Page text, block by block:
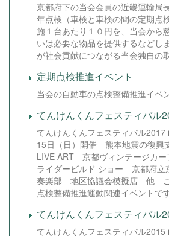
京都府下の当会会員の近畿運輸局
年点検（車検と車検の間の定期点
施１台あたり１０円を、当会から
いは必要な物品を提供するなどし
が社会貢献につながる当会独自の
定期点検推進イベント
当会の自動車の点検整備推進イベ
てんけんくんフェスティバル
てんけんくんフェスティバル
15日（日）開催 熊本地震の復興
LIVE ART 京都ヴィンテージカ
ライダービルド ショー 京都府立
奏楽部 地区協議会模擬店 他 こ
点検整備推進運動関連イベントです
てんけんくんフェスティバル
てんけんくんフェスティバル